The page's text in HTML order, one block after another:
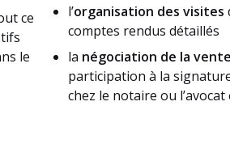
ce
le
l’organisation des visites
comptes rendus détaillés
la négociation de la vente
participation à la
chez le notaire ou